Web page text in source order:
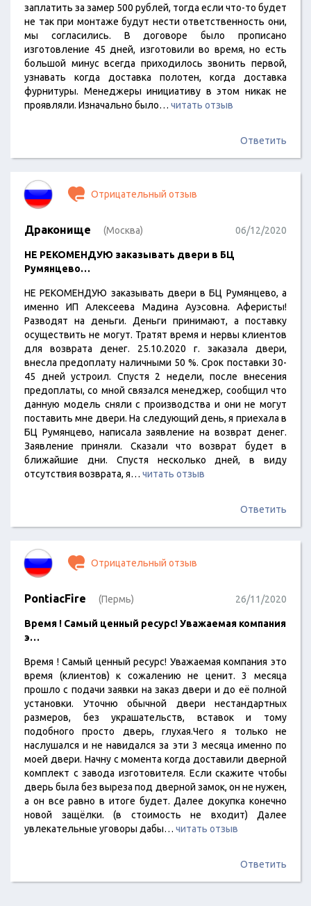
заплатить за замер 500 рублей, тогда если что-то будет
не так при монтаже будут нести ответственность они,
мы согласились. В договоре было прописано
изготовление 45 дней, изготовили во время, но есть
большой минус всегда приходилось звонить первой,
узнавать когда доставка полотен, когда доставка
фурнитуры. Менеджеры инициативу в этом никак не
проявляли. Изначально было… читать отзыв
Ответить
Отрицательный отзыв
Драконище (Москва) 06/12/2020
НЕ РЕКОМЕНДУЮ заказывать двери в БЦ
Румянцево…
НЕ РЕКОМЕНДУЮ заказывать двери в БЦ Румянцево, а
именно ИП Алексеева Мадина Ауэсовна. Аферисты!
Разводят на деньги. Деньги принимают, а поставку
осуществить не могут. Тратят время и нервы клиентов
для возврата денег. 25.10.2020 г. заказала двери,
внесла предоплату наличными 50 %. Срок поставки 30-
45 дней устроил. Спустя 2 недели, после внесения
предоплаты, со мной связался менеджер, сообщил что
данную модель сняли с производства и они не могут
поставить мне двери. На следующий день, я приехала в
БЦ Румянцево, написала заявление на возврат денег.
Заявление приняли. Сказали что возврат будет в
ближайшие дни. Спустя несколько дней, в виду
отсутствия возврата, я… читать отзыв
Ответить
Отрицательный отзыв
PontiacFire (Пермь) 26/11/2020
Время ! Самый ценный ресурс! Уважаемая компания
э…
Время ! Самый ценный ресурс! Уважаемая компания это
время (клиентов) к сожалению не ценит. 3 месяца
прошло с подачи заявки на заказ двери и до её полной
установки. Уточню обычной двери нестандартных
размеров, без украшательств, вставок и тому
подобного просто дверь, глухая.Чего я только не
наслушался и не навидался за эти 3 месяца именно по
моей двери. Начну с момента когда доставили дверной
комплект с завода изготовителя. Если скажите чтобы
дверь была без выреза под дверной замок, он не нужен,
а он все равно в итоге будет. Далее докупка конечно
новой защёлки. (в стоимость не входит) Далее
увлекательные уговоры дабы… читать отзыв
Ответить